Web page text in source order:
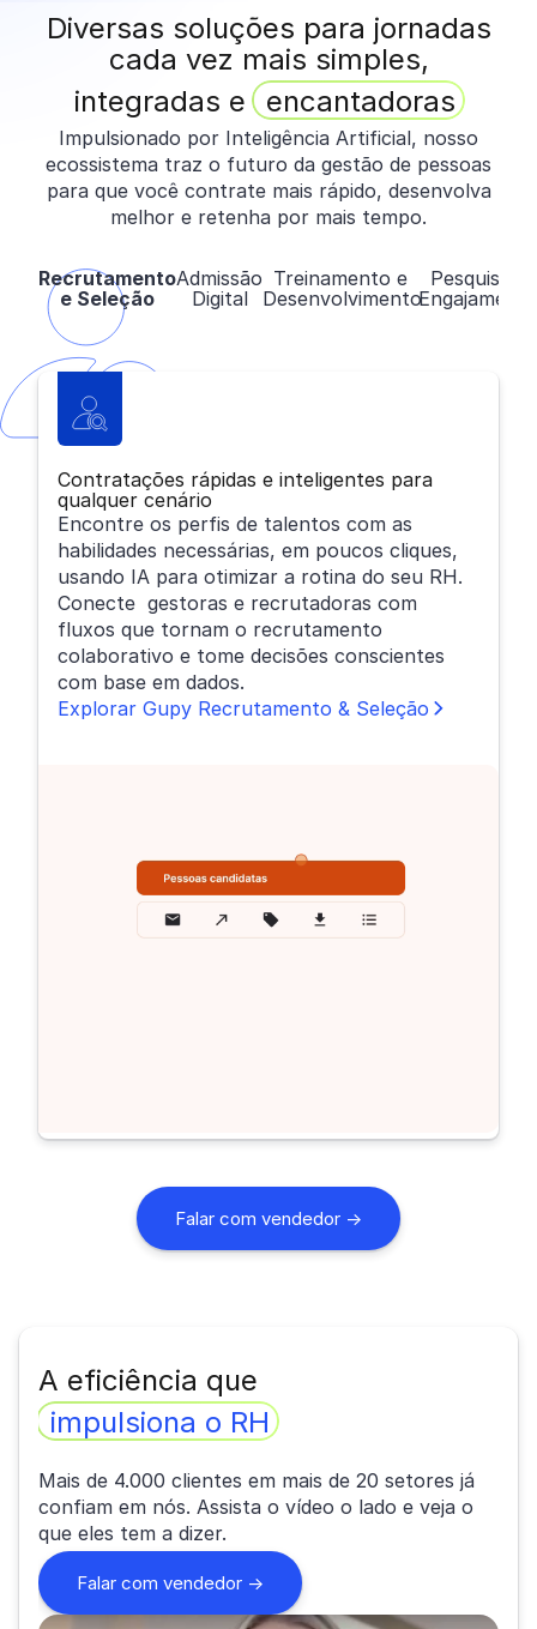
Diversas soluções para jornadas
cada vez mais simples,
integradas e encantadoras
Impulsionado por Inteligência Artificial, nosso
ecossistema traz o futuro da gestão de pessoas
para que você contrate mais rápido, desenvolva
melhor e retenha por mais tempo.
Recrutamento
e Seleção
Admissão
Digital
Treinamento e
Desenvolvimento
Pesquisa e
Engajamento
Contratações rápidas e inteligentes para
qualquer cenário
Encontre os perfis de talentos com as
habilidades necessárias, em poucos cliques,
usando IA para otimizar a rotina do seu RH.
Conecte gestoras e recrutadoras com
fluxos que tornam o recrutamento
colaborativo e tome decisões conscientes
com base em dados.
Explorar Gupy Recrutamento & Seleção
Falar com vendedor →
A eficiência que
impulsiona o RH
Mais de 4.000 clientes em mais de 20 setores já
confiam em nós. Assista o vídeo o lado e veja o
que eles tem a dizer.
Falar com vendedor ->sobre o relato de Mariana Torquato